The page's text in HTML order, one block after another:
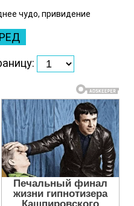
чудо, привидение